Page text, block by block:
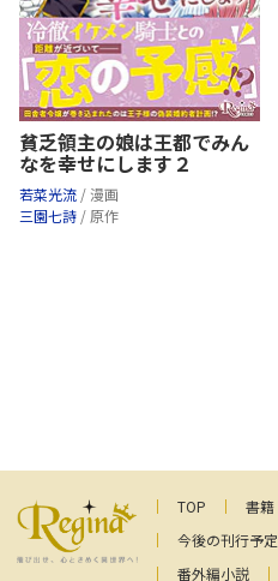
貧乏領主の娘は王都でみん
なを幸せにします２
若菜光流 / 漫画
三園七詩 / 原作
TOP
書籍
今後の刊行予定
番外編小説